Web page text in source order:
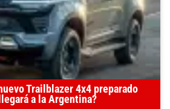
Trailblazer 4x4 preparado
a la Argentina?